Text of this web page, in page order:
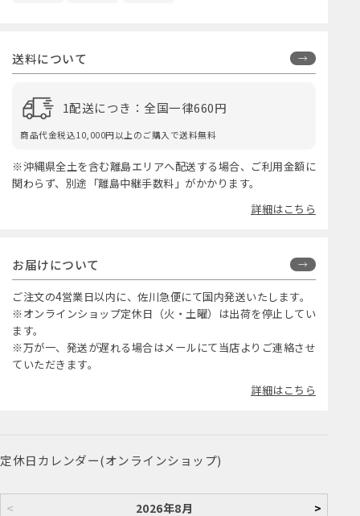
送料について
1配送につき：全国一律660円
商品代金税込10,000円以上のご購入で送料無料
※沖縄県全土を含む離島エリアへ配送する場合、ご利用金額に
関わらず、別途「離島中継手数料」がかかります。
詳細はこちら
お届けについて
ご注文の4営業日以内に、佐川急便にて国内発送いたします。
※オンラインショップ定休日（火・土曜）は出荷を停止してい
ます。
※万が一、発送が遅れる場合はメールにて当店よりご連絡させ
ていただきます。
詳細はこちら
定休日カレンダー(オンラインショップ)
< 2026年8月 >